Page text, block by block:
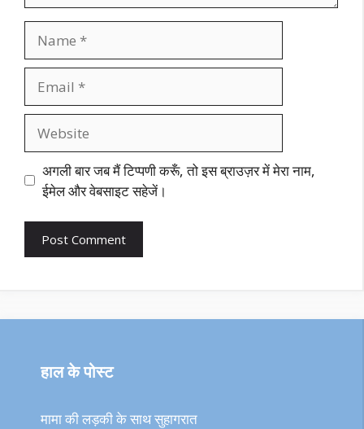
अगली बार जब मैं टिप्पणी करूँ, तो इस ब्राउज़र में मेरा नाम,
ईमेल और वेबसाइट सहेजें।
हाल के पोस्ट
मामा की लड़की के साथ सुहागरात